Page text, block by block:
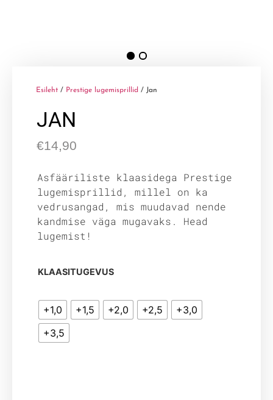
Esileht / Prestige lugemisprillid / Jan
JAN
€14,90
Asfääriliste klaasidega Prestige
lugemisprillid, millel on ka
vedrusangad, mis muudavad nende
kandmise väga mugavaks. Head
lugemist!
KLAASITUGEVUS
+1,0 +1,5 +2,0 +2,5
+3,0
+3,5